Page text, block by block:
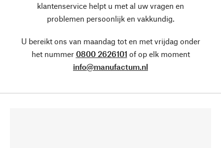
klantenservice helpt u met al uw vragen en
problemen persoonlijk en vakkundig.
U bereikt ons van maandag tot en met vrijdag onder
het nummer 0800 2626101 of op elk moment
info@manufactum.nl